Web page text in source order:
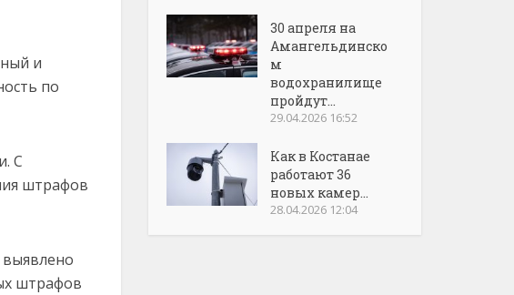
и
по
С
штрафов
выявлено
штрафов
30 апреля на
Амангельдинско
м
водохранилище
пройдут...
29.04.2026 16:52
Как в Костанае
работают 36
новых камер...
28.04.2026 12:04